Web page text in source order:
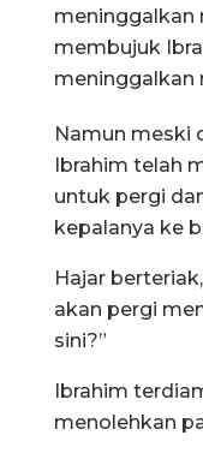
meninggalkan
membujuk
meninggalkan
Namun meski
Ibrahim telah
untuk pergi
kepalanya ke
Hajar
akan pergi
sini?”
Ibrahim
menolehkan